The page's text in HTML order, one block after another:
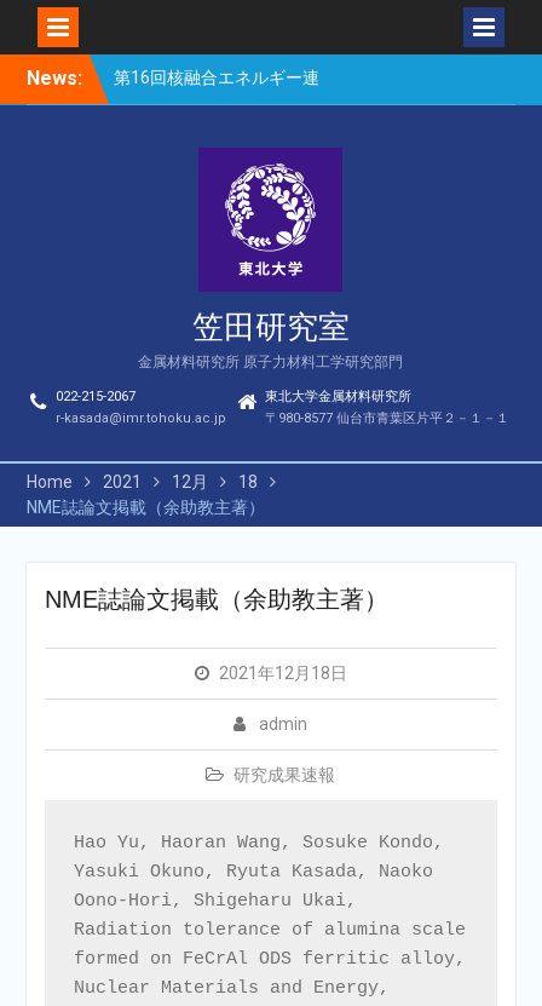
News:
第16回核融合エネルギー連
合講演会（笠田、Park、
村、Lee、He、Bae）
楽しい理科のはなし（仙台
市立松森小学校）
第16回核融合エネルギー連
合講演会若手優秀発表賞
笠田研究室
金属材料研究所 原子力材料工学研究部門
022-215-2067
r-kasada@imr.tohoku.ac.jp
東北大学金属材料研究所
〒980-8577 仙台市青葉区片平２－１－１
Home 2021 12月
18
NME誌論文掲載（余助教主著）
NME誌論文掲載（余助教主著）
2021年12月18日
admin
研究成果速報
Hao Yu, Haoran Wang, Sosuke Kondo,
Yasuki Okuno, Ryuta Kasada, Naoko
Oono-Hori, Shigeharu Ukai,
Radiation tolerance of alumina scale
formed on FeCrAl ODS ferritic alloy,
Nuclear Materials and Energy,